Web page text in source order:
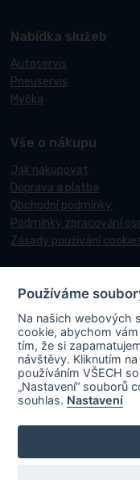
Nabídka služeb
Autoservis
Pneuservis
Myčka
Vše o nákupu
Jak nakupovat
Doprava a platba
Obchodní podmínky
Podmínky zpracování
Zásady používání
© 2017-
Webové
PNEUCENTRUM N & N s. r.
„FVE-
CZ.31.3.0/0.0/0.0/
Evropskou unií. V
Používáme
Na našich webových
cookie, abychom
tím, že si
návštěvy. Kliknutím
používáním VŠECH
„Nastavení“ souborů
souhlas. Nastavení